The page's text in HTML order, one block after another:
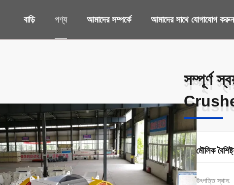
বাড়ি পণ্য আমাদের সম্পর্কে আমাদের সাথে যোগাযোগ করুন
সম্পূর্ণ
সম্পূর্ণ
মৌলিক
উৎপত্তি স্থান: